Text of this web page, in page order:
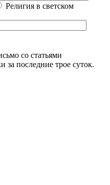
Религия в светском
со статьями
последние трое суток.